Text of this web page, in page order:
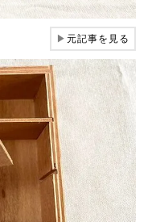
▶元記事を見る